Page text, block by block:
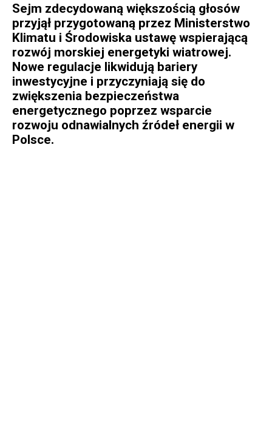
Sejm zdecydowaną większością głosów
przyjął przygotowaną przez Ministerstwo
Klimatu i Środowiska ustawę wspierającą
rozwój morskiej energetyki wiatrowej.
Nowe regulacje likwidują bariery
inwestycyjne i przyczyniają się do
zwiększenia bezpieczeństwa
energetycznego poprzez wsparcie
rozwoju odnawialnych źródeł energii w
Polsce.